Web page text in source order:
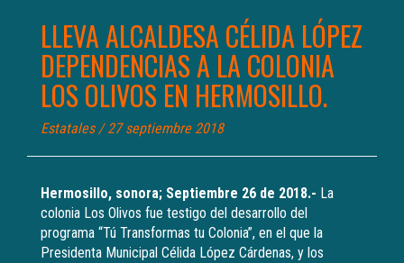
LLEVA ALCALDESA CÉLIDA LÓPEZ
DEPENDENCIAS A LA COLONIA
LOS OLIVOS EN HERMOSILLO.
Estatales/ 27 septiembre 2018
Hermosillo, sonora; Septiembre 26 de 2018.- La
colonia Los Olivos fue testigo del desarrollo del
programa “Tú Transformas tu Colonia”, en el que la
Presidenta Municipal Célida López Cárdenas, y los